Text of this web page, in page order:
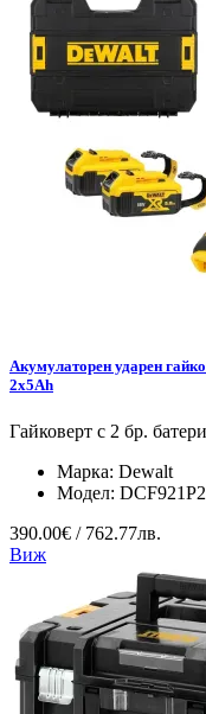
Акумулаторен ударен
2x5Ah
Гайковерт с 2 бр.
Марка: Dewalt
Модел:
390.00€ / 762.77лв.
Виж